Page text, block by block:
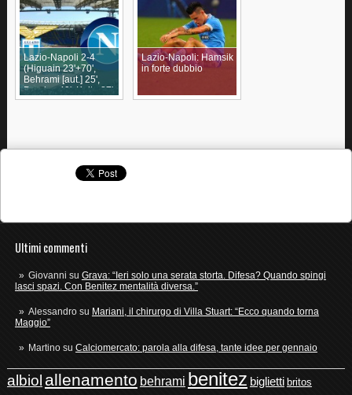
Lazio-Napoli 2-4
(Higuain 23'+70',
Behrami [aut.] 25',
Pandev 49', Keita 87',
Callejon 90')
Lazio-Napoli: Hamsik
in forte dubbio
Ultimi commenti
Giovanni su Grava: “Ieri solo una serata storta. Difesa? Quando spingi
lasci spazi. Con Benitez mentalità diversa.”
Alessandrosu Mariani, il chirurgo di Villa Stuart: “Ecco quando torna
Maggio”
Martinosu Calciomercato: parola alla difesa, tante idee per gennaio
albiol allenamento behrami benitez biglietti britos